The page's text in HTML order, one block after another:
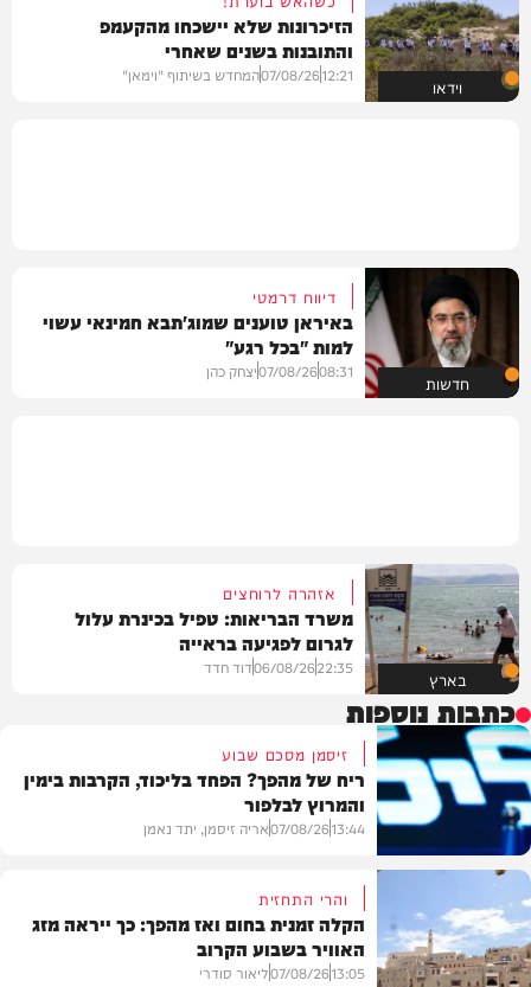
וידאו
הזיכרונות שלא יישכחו מהקעמפ
והתובנות בשנים שאחרי
12:21
07/08/26המחדש בשיתוף "וימאן"
חדשות
דיווח דרמטי
באיראן טוענים שמוג'תבא חמינאי עשוי
למות "בכל רגע"
08:31
07/08/26יצחק כהן
בארץ
אזהרה לרוחצים
משרד הבריאות: טפיל בכינרת עלול
לגרום לפגיעה בראייה
22:35
06/08/26דוד חדד
כתבות נוספות
פוליטי
זיסמן מסכם שבוע
ריח של מהפך? הפחד בליכוד, הקרבות בימין
והמרוץ לבלפור
13:44
07/08/26אריה זיסמן, יתד נאמן
והרי התחזית
הקלה זמנית בחום ואז מהפך: כך ייראה מזג
האוויר בשבוע הקרוב
13:05
07/08/26ליאור סודרי